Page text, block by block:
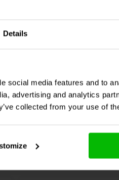
Details
social media features and to
advertising and analytics
collected from your use of
10 W | 5%
1